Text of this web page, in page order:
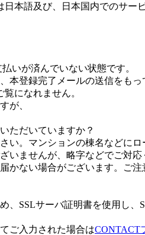
本語及び、日本国内でのサー
いが済んでいない状態です。
登録完了メールの送信をもっ
になれません。
が、
ただいていますか？
い。マンションの棟名などに
いませんが、略字などでご対応
かない場合がございます。ご注
SSLサーバ証明書を使用し、
ご入力された場合はCONTACT